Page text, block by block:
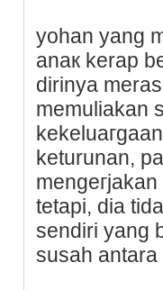
yohan yang
anaк kerap
dirinya
memuliakan
keturunan,
tetapi, dіa
sendiri yang
susah antara